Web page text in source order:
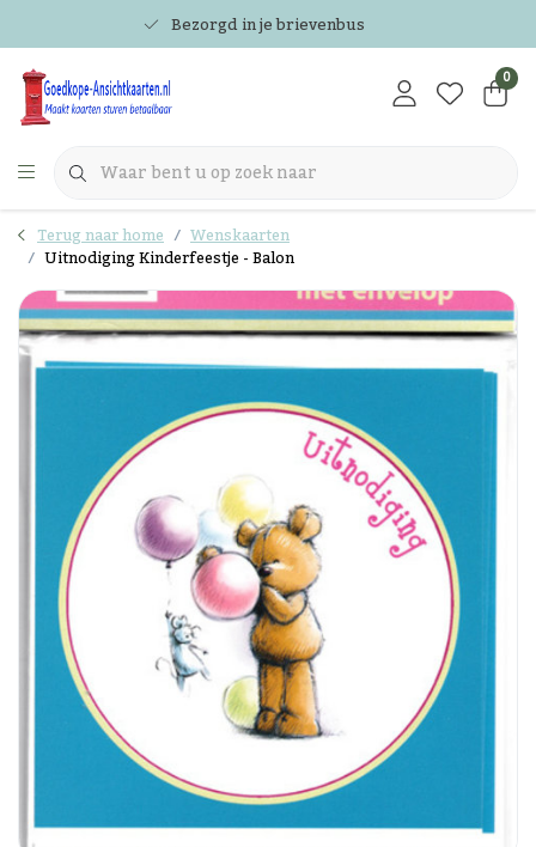
Bezorgd in je brievenbus
0
Terug naar home Wenskaarten
Uitnodiging Kinderfeestje - Balon